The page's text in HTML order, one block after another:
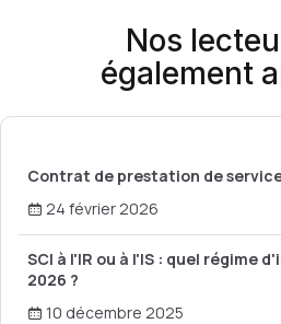
Nos
également
Contrat de prestation de
24 février 2026
SCI à l'IR ou à l'IS : quel régime
2026 ?
10 décembre 2025